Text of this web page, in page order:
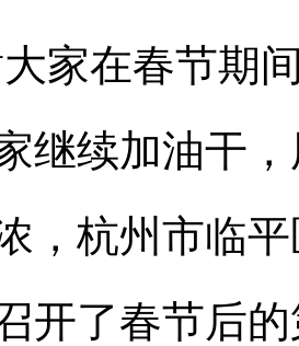
家在春节期
继续加油干
，杭州市临
开了春节后